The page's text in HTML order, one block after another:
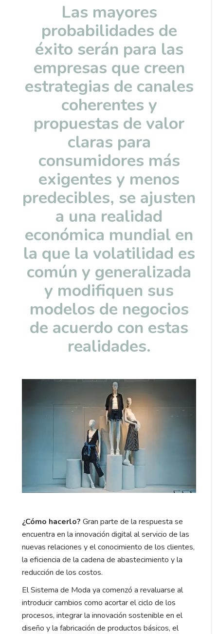
Las mayores
probabilidades de
éxito serán para las
empresas que creen
estrategias de canales
coherentes y
propuestas de valor
claras para
consumidores más
exigentes y menos
predecibles, se ajusten
a una realidad
económica mundial en
la que la volatilidad es
común y generalizada
y modifiquen sus
modelos de negocios
de acuerdo con estas
realidades.
¿Cómo hacerlo? Gran parte de la respuesta se
encuentra en la innovación digital al servicio de las
nuevas relaciones y el conocimiento de los clientes,
la eficiencia de la cadena de abastecimiento y la
reducción de los costos.
El Sistema de Moda ya comenzó a revaluarse al
introducir cambios como acortar el ciclo de los
procesos, integrar la innovación sostenible en el
diseño y la fabricación de productos básicos, el